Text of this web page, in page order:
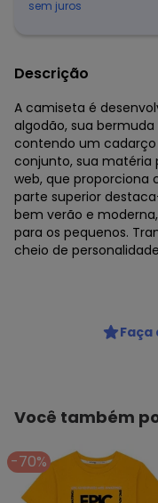
sem juros
Descrição
A camiseta é
algodão, sua
contendo um
conjunto, sua
web, que proporciona
parte superior
bem verão e
para os pequenos.
cheio de personalidade
Vida Costeira -
Código do produto:
Modelagem: Ampla
Cinto: Não acompanha
Decote Frente :
Fornecedor: OLIVER
42.116.634/0001-54
Feito: Brasil
Você também
-70%